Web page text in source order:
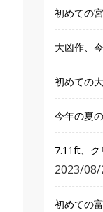
初めての
大凶作、
初めての
今年の夏の
7.11ft、ク
2023/08/
初めての